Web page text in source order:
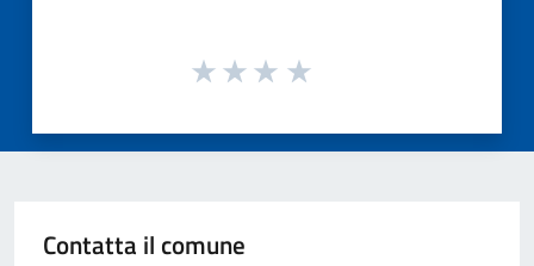
Contatta il comune